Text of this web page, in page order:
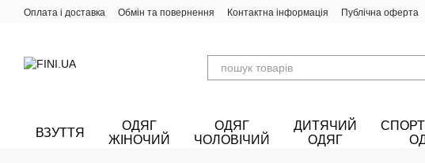
Перейти до основного контенту
Оплата і доставка Обмін та повернення Контактна інформація Публічна оферта
ВЗУТТЯ
ОДЯГ
ЖІНОЧИЙ
ОДЯГ
ЧОЛОВІЧИЙ
ДИТЯЧИЙ
ОДЯГ